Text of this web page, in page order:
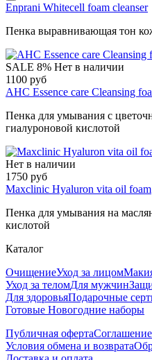
Enprani Whitecell foam cleanser
Пенка выравнивающая тон
SALE 8% Нет в наличии
1100 руб
AHC Essence care Cleansing
Пенка для умывания с
гиалуроновой кислотой
Нет в наличии
1750 руб
Maxclinic Hyaluron vita oil foam
Пенка для умывания на
кислотой
Каталог
ОчищениеУход за лицом
Уход за теломДля мужчин
Для здоровьяПодарочные
Готовые Новогодние наборы
Публичная офертаСоглашение
Условия обмена и возврата